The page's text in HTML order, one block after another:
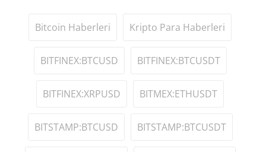
Bitcoin Haberleri Kripto Para Haberleri
BITFINEX:BTCUSD BITFINEX:BTCUSDT
BITFINEX:XRPUSD BITMEX:ETHUSDT
BITSTAMP:BTCUSD BITSTAMP:BTCUSDT